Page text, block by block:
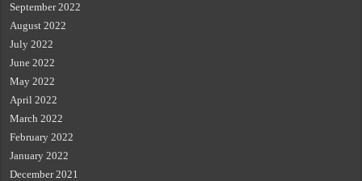
September 2022
August 2022
July 2022
June 2022
May 2022
April 2022
March 2022
February 2022
January 2022
December 2021